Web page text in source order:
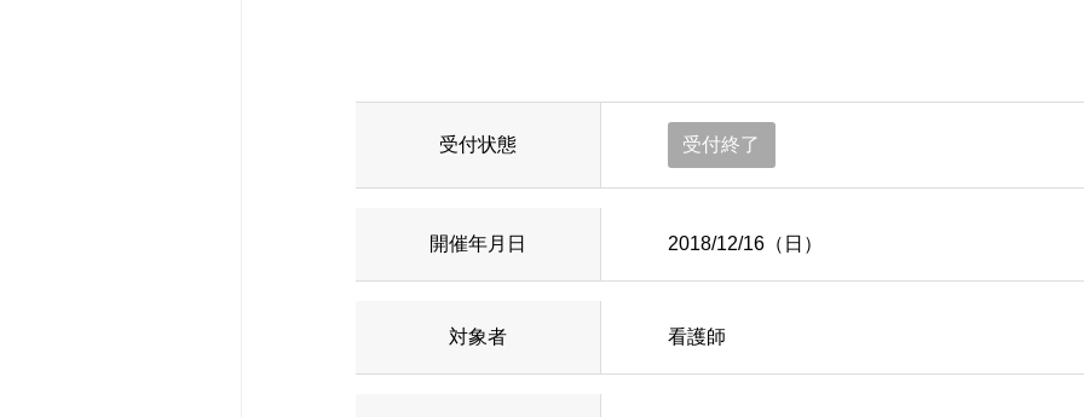
外来受診のご案内
休診・代診のお知らせ
救急受診のご案内
入院のご案内
外来担当医表 休診・代診のお
形成外科 脳神経外科
腎臓内科
ごあいさつ 理念・基本方針
医療機器紹介
当院のクリニカルパス
ご紹介患者さんの事前予約システム
広報誌
研修会・講演会
受付状態 受付終了
開催年月日 2018/12/16（日）
対象者 看護師